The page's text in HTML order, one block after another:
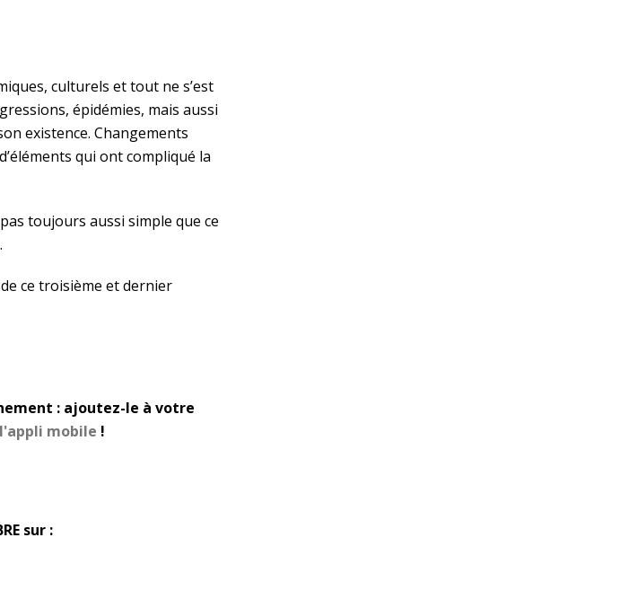
culturels et tout ne s’est
épidémies, mais aussi
existence. Changements
qui ont compliqué la
toujours aussi simple que ce
ce troisième et dernier
: ajoutez-le à votre
mobile !
sur :